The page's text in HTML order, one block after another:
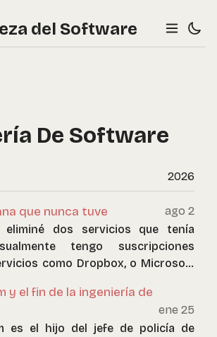
del Software
De Software
2026
que nunca tuve
ago 2
eliminé dos servicios que tenía
tengo suscripciones
como Dropbox, o Microsoft
estudiaban, y la verdad es que
inercia.
y el fin de la ingeniería de
ene 25
es el hijo del jefe de policía de